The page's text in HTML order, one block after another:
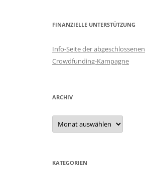
FINANZIELLE UNTERSTÜTZUNG
Info-Seite der abgeschlossenen
Crowdfunding-Kampagne
ARCHIV
Archiv
KATEGORIEN